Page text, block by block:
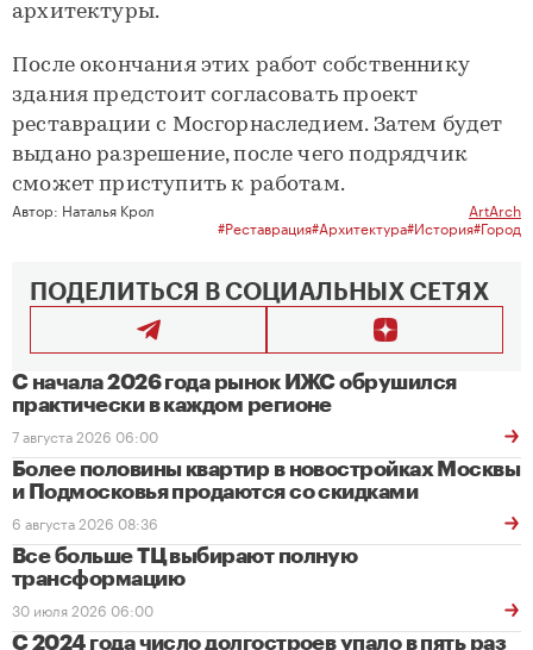
архитектуры.
После окончания этих работ собственнику
здания предстоит согласовать проект
реставрации с Мосгорнаследием. Затем будет
выдано разрешение, после чего подрядчик
сможет приступить к работам.
Автор: Наталья Крол ArtArch
#Реставрация#Архитектура#История#Город
ПОДЕЛИТЬСЯ В СОЦИАЛЬНЫХ СЕТЯХ
С начала 2026 года рынок ИЖС обрушился
практически в каждом регионе
7 августа 2026 06:00
Более половины квартир в новостройках Москвы
и Подмосковья продаются со скидками
6 августа 2026 08:36
Все больше ТЦ выбирают полную
трансформацию
30 июля 2026 06:00
С 2024 года число долгостроев упало в пять раз